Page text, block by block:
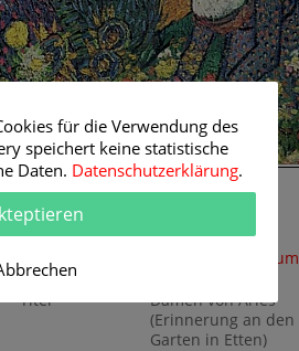
Originalgemälde
Künstler
Vincent van Gogh
Themen
Moderne um
Titel
Damen von Arles
(Erinnerung an den
Garten in Etten)
für die Verwendung des
speichert keine statistische
Daten. Datenschutzerklärung.